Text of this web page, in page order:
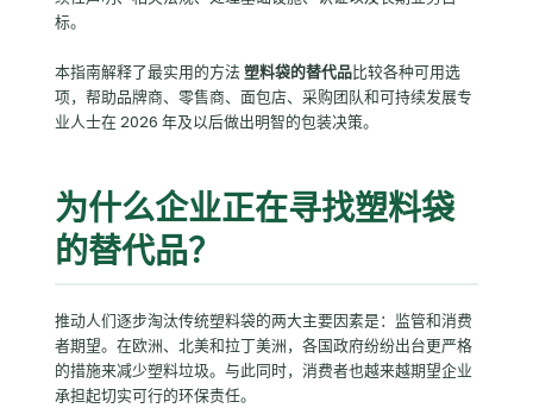
标。
本指南解释了最实用的方法塑料袋的替代品比较各种可用选
项，帮助品牌商、零售商、面包店、采购团队和可持续发展专
业人士在 2026 年及以后做出明智的包装决策。
为什么企业正在寻找塑料袋
的替代品？
推动人们逐步淘汰传统塑料袋的两大主要因素是：监管和消费
者期望。在欧洲、北美和拉丁美洲，各国政府纷纷出台更严格
的措施来减少塑料垃圾。与此同时，消费者也越来越期望企业
承担起切实可行的环保责任。